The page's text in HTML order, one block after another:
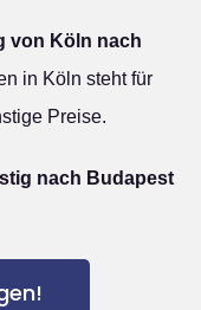
von Köln nach
in Köln steht für
Preise.
nach Budapest